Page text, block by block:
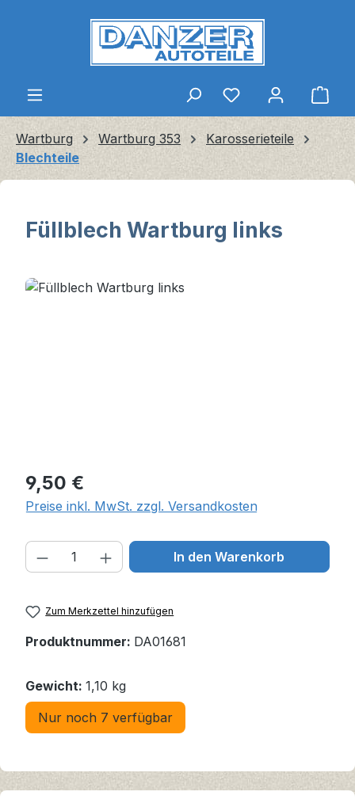
Zum Hauptinhalt springen
Wartburg Wartburg 353
Karosserieteile
Blechteile
Füllblech Wartburg links
Bildergalerie überspringen
Regulärer Preis:
9,50 €
Preise inkl. MwSt. zzgl. Versandkosten
Produkt Anzahl: Gib den
In den Warenkorb
Zum Merkzettel hinzufügen
Produktnummer: DA01681
Gewicht: 1,10 kg
Nur noch 7 verfügbar